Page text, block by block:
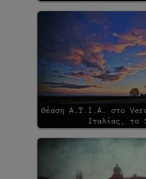
Θέαση Α.Τ.Ι.Α. στο
Ιταλίας, το